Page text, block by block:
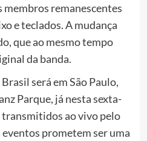
membros remanescentes
e teclados. A mudança
que ao mesmo tempo
da banda.
será em São Paulo,
Parque, já nesta sexta-
transmitidos ao vivo pelo
prometem ser uma